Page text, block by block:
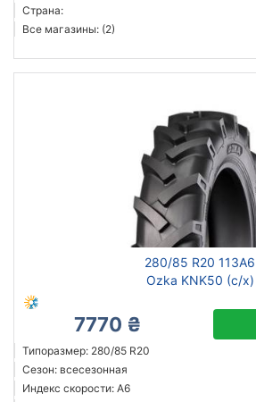
Страна:
Все магазины: (2)
280/85 R20 113A6
Ozka KNK50 (с/х)
7770 ₴
Типоразмер: 280/85 R20
Сезон: всесезонная
Индекс скорости: A6